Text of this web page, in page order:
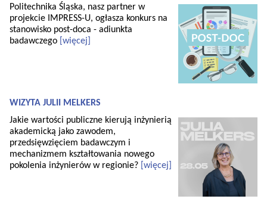
Politechnika Śląska, nasz partner w
projekcie IMPRESS-U, ogłasza konkurs na
stanowisko post-doca - adiunkta
badawczego [więcej]
WIZYTA JULII MELKERS
Jakie wartości publiczne kierują inżynierią
akademicką jako zawodem,
przedsięwzięciem badawczym i
mechanizmem kształtowania nowego
pokolenia inżynierów w regionie? [więcej]